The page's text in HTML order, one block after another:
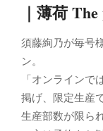
｜薄荷
須藤絢乃が毎号
ン。
「オンライン
掲げ、限定生産
生産部数が限ら